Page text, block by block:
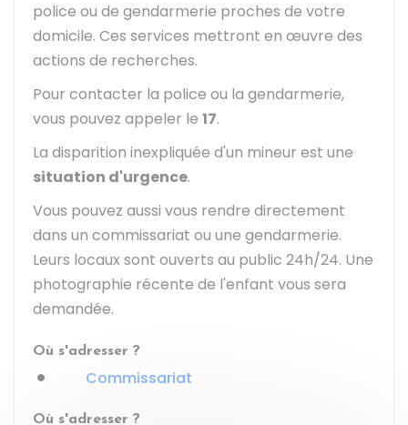
police ou de gendarmerie proches de votre
domicile. Ces services mettront en œuvre des
actions de recherches.
Pour contacter la police ou la gendarmerie,
vous pouvez appeler le 17.
La disparition inexpliquée d'un mineur est une
situation d'urgence.
Vous pouvez aussi vous rendre directement
dans un commissariat ou une gendarmerie.
Leurs locaux sont ouverts au public 24h/24. Une
photographie récente de l'enfant vous sera
demandée.
Où s'adresser ?
Commissariat
Où s'adresser ?